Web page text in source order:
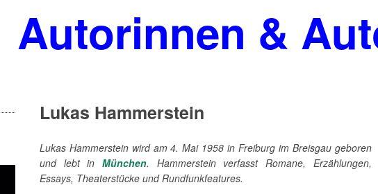
Autorinnen &
Lukas Hammerstein
Lukas Hammerstein wird am 4. Mai 1958 in Freiburg im Breisgau geboren
und lebt in München. Hammerstein verfasst Romane, Erzählungen,
Essays, Theaterstücke und Rundfunkfeatures.